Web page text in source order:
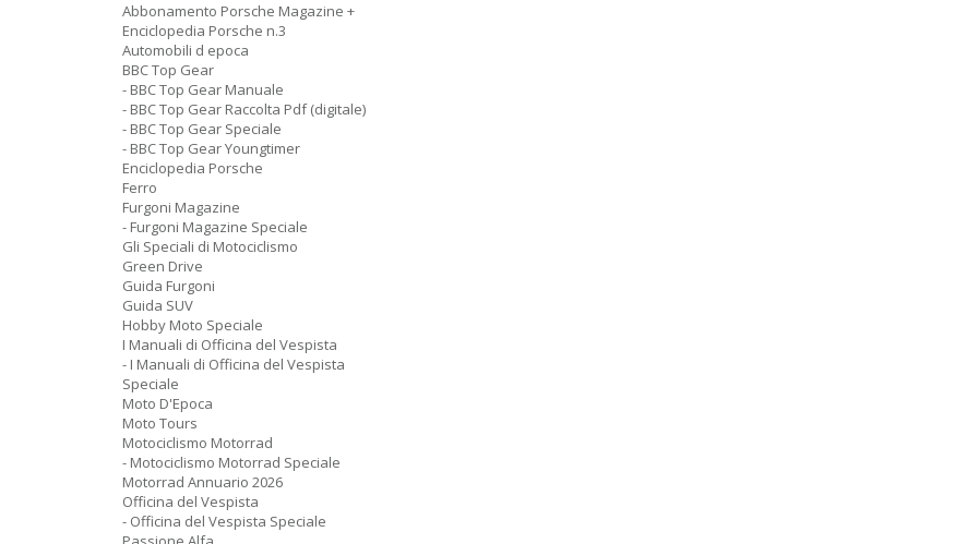
Abbonamento Porsche Magazine +
Enciclopedia Porsche n.3
Automobili d epoca
BBC Top Gear
- BBC Top Gear Manuale
- BBC Top Gear Raccolta Pdf (digitale)
- BBC Top Gear Speciale
- BBC Top Gear Youngtimer
Enciclopedia Porsche
Ferro
Furgoni Magazine
- Furgoni Magazine Speciale
Gli Speciali di Motociclismo
Green Drive
Guida Furgoni
Guida SUV
Hobby Moto Speciale
I Manuali di Officina del Vespista
- I Manuali di Officina del Vespista
Speciale
Moto D'Epoca
Moto Tours
Motociclismo Motorrad
- Motociclismo Motorrad Speciale
Motorrad Annuario 2026
Officina del Vespista
- Officina del Vespista Speciale